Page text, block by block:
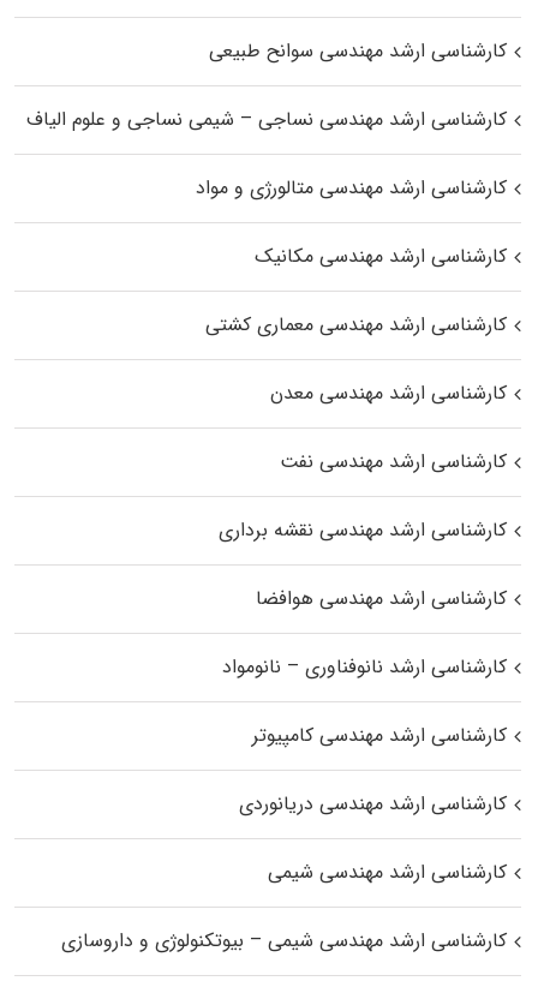
کارشناسی ارشد مهندسی سوانح طبیعی
کارشناسی ارشد مهندسی نساجی – شیمی نساجی و علوم الیاف
کارشناسی ارشد مهندسی متالورژی و مواد
کارشناسی ارشد مهندسی مکانیک
کارشناسی ارشد مهندسی معماری کشتی
کارشناسی ارشد مهندسی معدن
کارشناسی ارشد مهندسی نفت
کارشناسی ارشد مهندسی نقشه برداری
کارشناسی ارشد مهندسی هوافضا
کارشناسی ارشد نانوفناوری – نانومواد
کارشناسی ارشد مهندسی کامپیوتر
کارشناسی ارشد مهندسی دریانوردی
کارشناسی ارشد مهندسی شیمی
کارشناسی ارشد مهندسی شیمی – بیوتکنولوژی و داروسازی